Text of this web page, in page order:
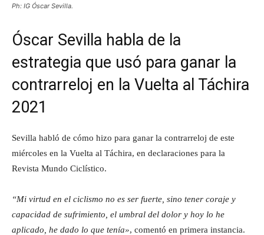
Ph: IG Óscar Sevilla.
Óscar Sevilla habla de la
estrategia que usó para ganar la
contrarreloj en la Vuelta al Táchira
2021
Sevilla habló de cómo hizo para ganar la contrarreloj de este
miércoles en la Vuelta al Táchira, en declaraciones para la
Revista Mundo Ciclístico.
“Mi virtud en el ciclismo no es ser fuerte, sino tener coraje y
capacidad de sufrimiento, el umbral del dolor y hoy lo he
aplicado, he dado lo que tenía», comentó en primera instancia.